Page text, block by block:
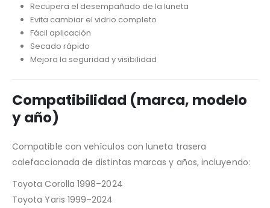
Recupera el desempañado de la luneta
Evita cambiar el vidrio completo
Fácil aplicación
Secado rápido
Mejora la seguridad y visibilidad
Compatibilidad (marca, modelo
y año)
Compatible con vehículos con luneta trasera
calefaccionada de distintas marcas y años, incluyendo:
Toyota Corolla 1998–2024
Toyota Yaris 1999–2024